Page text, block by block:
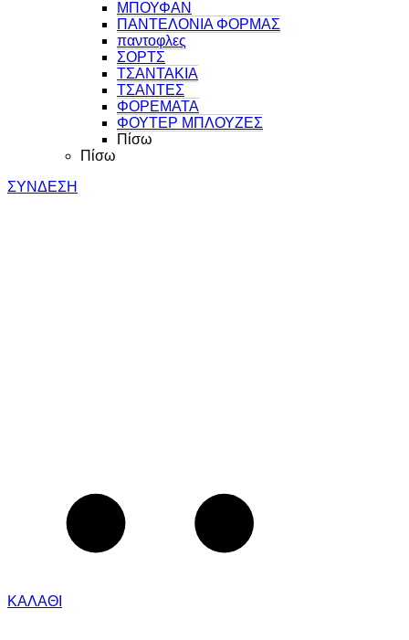
ΜΠΟΥΦΑΝ
ΠΑΝΤΕΛΟΝΙΑ ΦΟΡΜΑΣ
παντοφλες
ΣΟΡΤΣ
ΤΣΑΝΤΑΚΙΑ
ΤΣΑΝΤΕΣ
ΦΟΡΕΜΑΤΑ
ΦΟΥΤΕΡ ΜΠΛΟΥΖΕΣ
Πίσω
Πίσω
ΣΥΝΔΕΣΗ
ΚΑΛΑΘΙ